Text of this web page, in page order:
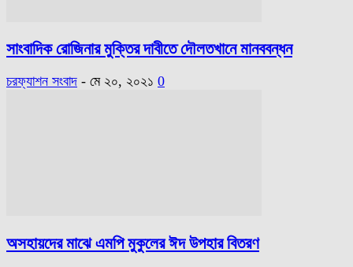
সাংবাদিক রোজিনার মুক্তির দাবীতে দৌলতখানে মানববন্ধন
চরফ্যাশন সংবাদ - মে ২০, ২০২১ 0
অসহায়দের মাঝে এমপি মুকুলের ঈদ উপহার বিতরণ